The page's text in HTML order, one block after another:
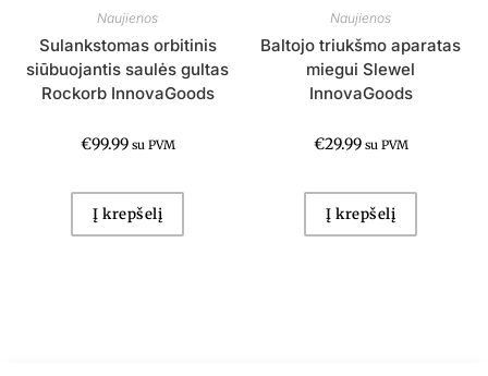
Naujienos
Sulankstomas orbitinis
siūbuojantis saulės gultas
Rockorb InnovaGoods
€99.99 su PVM
Į krepšelį
Naujienos
Baltojo triukšmo aparatas
miegui Slewel
InnovaGoods
€29.99 su PVM
Į krepšelį